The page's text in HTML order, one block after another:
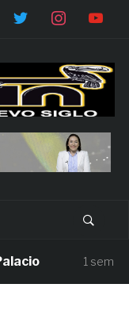
1 semana